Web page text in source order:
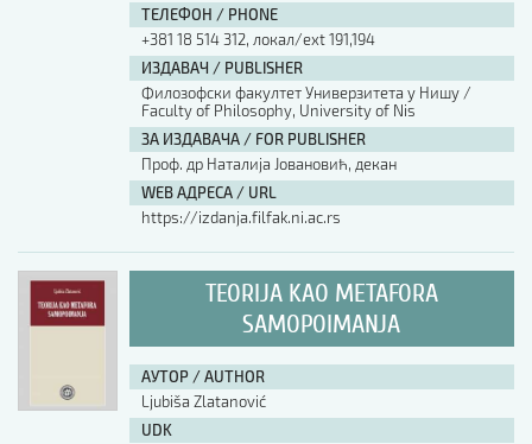
ТЕЛЕФОН / PHONE
+381 18 514 312, локал/ext 191,194
ИЗДАВАЧ / PUBLISHER
Филозофски факултет Универзитета у Нишу /
Faculty of Philosophy, University of Nis
ЗА ИЗДАВАЧА / FOR PUBLISHER
Проф. др Наталија Јовановић, декан
WEB АДРЕСА / URL
https://izdanja.filfak.ni.ac.rs
TEORIJA KAO METAFORA
SAMOPOIMANJA
АУТОР / AUTHOR
Ljubiša Zlatanović
UDK